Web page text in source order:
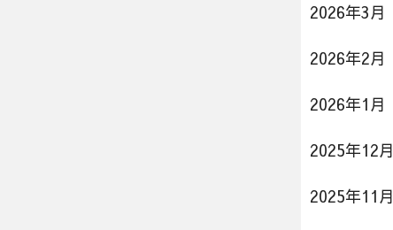
2026年3月
2026年2月
2026年1月
2025年12月
2025年11月